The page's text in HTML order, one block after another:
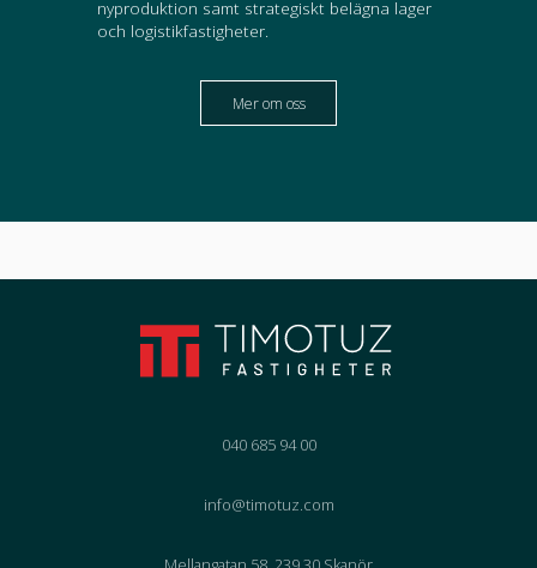
nyproduktion samt strategiskt belägna lager
och logistikfastigheter.
Mer om oss
040 685 94 00
info@timotuz.com